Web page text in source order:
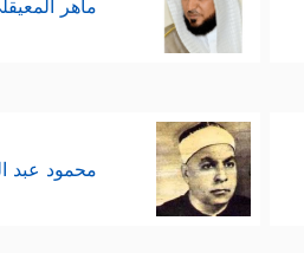
ماهر
محمود عبد